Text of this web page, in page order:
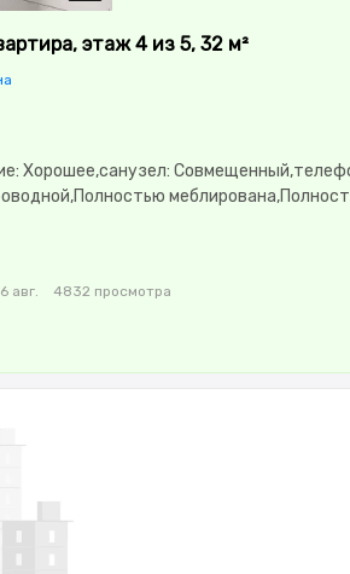
этаж 4 из 5, 32 м²
Хорошее,санузел:
двор,Кондиционер
6 авг. 4832 просмотра